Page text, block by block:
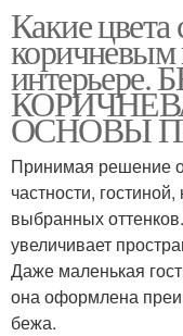
Какие цвета
ОСНОВЫ
Принимая решение
частности,
выбранных
увеличивает
Даже маленькая
она оформлена
бежа.